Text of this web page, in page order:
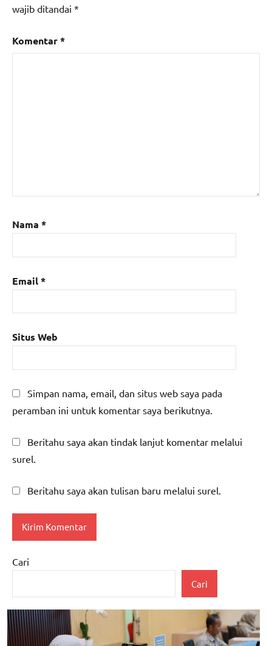
vital
wajib ditandai *
Komentar*
Nama *
Email*
Situs Web
Simpan nama, email, dan situs web saya pada
peramban ini untuk komentar saya berikutnya.
Beritahu saya akan tindak lanjut komentar melalui
surel.
Beritahu saya akan tulisan baru melalui surel.
Cari
Cari